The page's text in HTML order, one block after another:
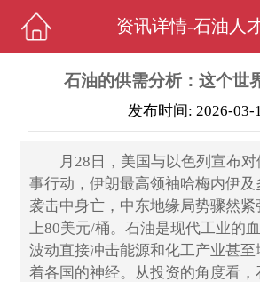
资讯详情-石油人
石油的供需分析：这个世
发布时间: 2026-03-
月28日，美国与以色列宣布
事行动，伊朗最高领袖哈梅内伊
袭击中身亡，中东地缘局势骤然
上80美元/桶。石油是现代工业的
波动直接冲击能源和化工产业甚
着各国的神经。从投资的角度看